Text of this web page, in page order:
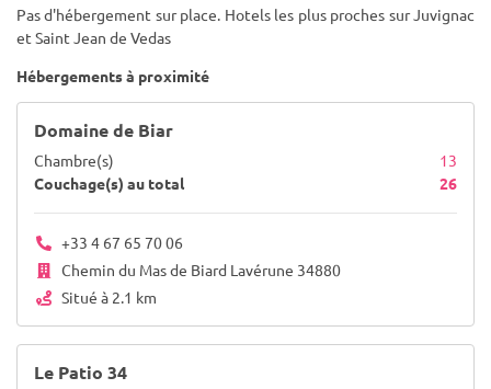
Pas d'hébergement sur place. Hotels les plus proches sur Juvignac
et Saint Jean de Vedas
Hébergements à proximité
Domaine de Biar
Chambre(s)
13
Couchage(s) au total
26
+33 4 67 65 70 06
Chemin du Mas de Biard Lavérune 34880
Situé à 2.1 km
Le Patio 34